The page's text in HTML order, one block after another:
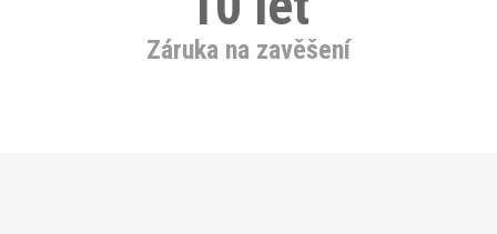
Záruka na zavěšení